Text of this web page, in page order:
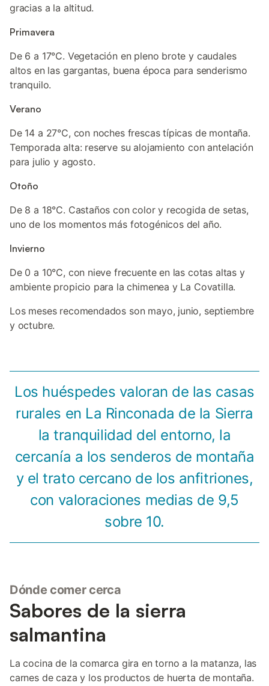
gracias a la altitud.
Primavera
De 6 a 17°C. Vegetación en pleno brote y caudales
altos en las gargantas, buena época para senderismo
tranquilo.
Verano
De 14 a 27°C, con noches frescas típicas de montaña.
Temporada alta: reserve su alojamiento con antelación
para julio y agosto.
Otoño
De 8 a 18°C. Castaños con color y recogida de setas,
uno de los momentos más fotogénicos del año.
Invierno
De 0 a 10°C, con nieve frecuente en las cotas altas y
ambiente propicio para la chimenea y La Covatilla.
Los meses recomendados son mayo, junio, septiembre
y octubre.
Los huéspedes valoran de las casas
rurales en La Rinconada de la Sierra
la tranquilidad del entorno, la
cercanía a los senderos de montaña
y el trato cercano de los anfitriones,
con valoraciones medias de 9,5
sobre 10.
Dónde comer cerca
Sabores de la sierra
salmantina
La cocina de la comarca gira en torno a la matanza, las
carnes de caza y los productos de huerta de montaña.